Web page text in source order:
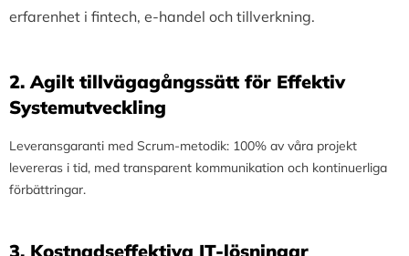
erfarenhet i fintech, e-handel och tillverkning.
2.⁠ ⁠Agilt tillvägagångssätt för Effektiv
Systemutveckling
Leveransgaranti med Scrum-metodik: 100% av våra projekt
levereras i tid, med transparent kommunikation och kontinuerliga
förbättringar.
3.⁠ ⁠Kostnadseffektiva IT-lösningar